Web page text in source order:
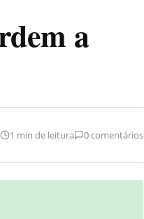
a
1 min de leitura 0 comentários